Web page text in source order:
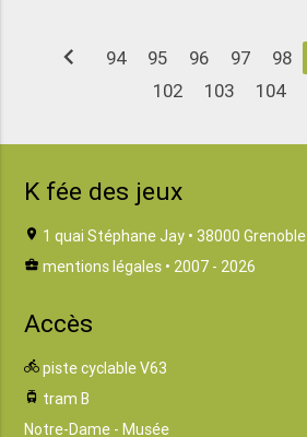
chevron_left 94 95 96 97 98
102
103 104
K fée des jeux
location_on 1 quai Stéphane Jay • 38000 Grenoble
business_center mentions légales • 2007 - 2026
Accès
directions_bike piste cyclable V63
tram tram B
Notre-Dame - Musée